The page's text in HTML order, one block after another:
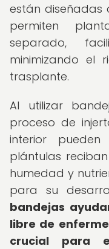
están diseñadas
permiten
separado,
minimizando el
trasplante.
Al utilizar
proceso de
interior
plántulas
humedad y
para su
bandejas
libre de
crucial para